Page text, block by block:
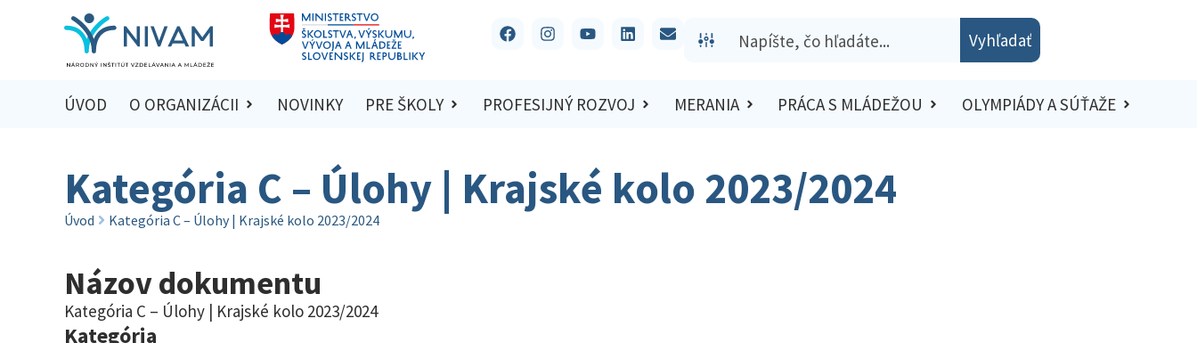
Vyhľadať
ÚVOD O ORGANIZÁCII NOVINKY PRE ŠKOLY PROFESIJNÝ ROZVOJ MERANIA PRÁCA S MLÁDEŽOU OLYMPIÁDY A SÚŤAŽE
Kategória C – Úlohy | Krajské kolo 2023/2024
Úvod Kategória C – Úlohy | Krajské kolo 2023/2024
Názov dokumentu
Kategória C – Úlohy | Krajské kolo 2023/2024
Kategória